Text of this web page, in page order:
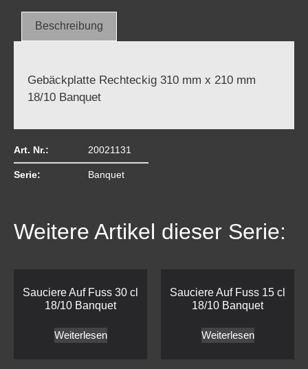
Beschreibung
Gebäckplatte Rechteckig 310 mm x 210 mm
18/10 Banquet
Art. Nr.: 20021131
Serie: Banquet
Weitere Artikel dieser Serie:
Sauciere Auf Fuss 30 cl
18/10 Banquet
Weiterlesen
Sauciere Auf Fuss 15 cl
18/10 Banquet
Weiterlesen